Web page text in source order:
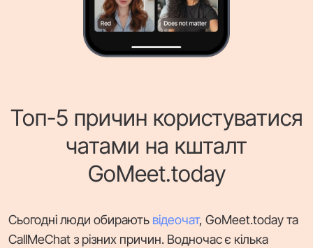
Топ-5 причин користуватися
чатами на кшталт
GoMeet.today
Сьогодні люди обирають відеочат, GoMeet.today та
CallMeChat з різних причин. Водночас є кілька